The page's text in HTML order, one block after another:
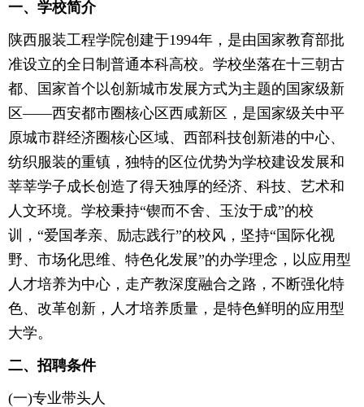
一、学校简介
陕西服装工程学院创建于1994年，是由国家教育部批
准设立的全日制普通本科高校。学校坐落在十三朝古
都、国家首个以创新城市发展方式为主题的国家级新
区——西安都市圈核心区西咸新区，是国家级关中平
原城市群经济圈核心区域、西部科技创新港的中心、
纺织服装的重镇，独特的区位优势为学校建设发展和
莘莘学子成长创造了得天独厚的经济、科技、艺术和
人文环境。学校秉持“锲而不舍、玉汝于成”的校
训，“爱国孝亲、励志践行”的校风，坚持“国际化视
野、市场化思维、特色化发展”的办学理念，以应用型
人才培养为中心，走产教深度融合之路，不断强化特
色、改革创新，人才培养质量，是特色鲜明的应用型
大学。
二、招聘条件
(一)专业带头人